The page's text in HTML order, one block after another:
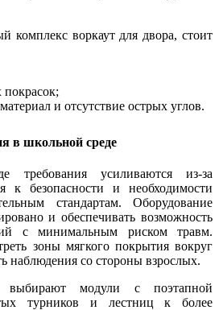
комплекс воркаут для двора, стоит
и отсутствие острых углов.
в школьной среде
требования усиливаются из-за
к безопасности и необходимости
стандартам. Оборудование
и обеспечивать возможность
с минимальным риском травм.
зоны мягкого покрытия вокруг
наблюдения со стороны взрослых.
модули с поэтапной
турников и лестниц к более